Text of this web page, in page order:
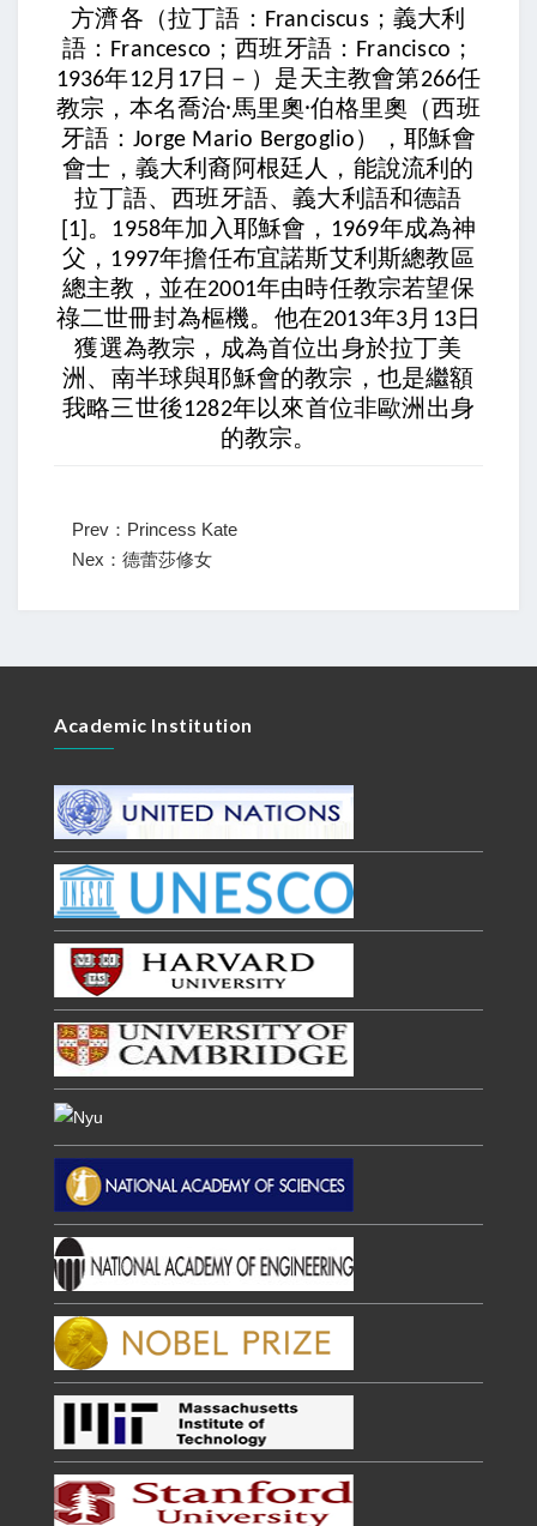
方濟各（拉丁語： Franciscus ；義大利
語： Francesco ；西班牙語： Francisco ；
1936年12月 17 日－）是天主教會第266任
教宗，本名喬治·馬里奧·伯格里奧（西班
牙語：Jorge Mario Bergoglio ），耶穌會
會士，義大利裔阿根廷人，能說流利的
拉丁語、西班牙語、義大利語和德語
[1] 。 1958年加入耶穌會， 1969年成為神
父， 1997年擔任布宜諾斯艾利斯總教區
總主教，並在2001年由時任教宗若望保
祿二世冊封為樞機。他在2013年3月 13日
獲選為教宗，成為首位出身於拉丁美
洲、南半球與耶穌會的教宗，也是繼額
我略三世後1282年以來首位非歐洲出身
的教宗。
Prev：Princess Kate
Nex：德蕾莎修女
Academic Institution